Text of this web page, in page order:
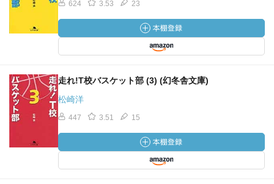
624 3.53 23
走れ!T校バスケット部 (3) (幻冬舎文庫)
松崎洋
447 3.51 15